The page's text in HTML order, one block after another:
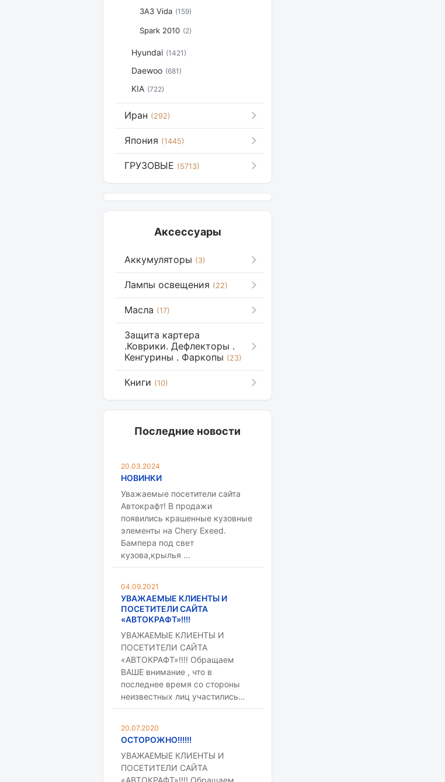
ЗАЗ Vida (159)
Spark 2010 (2)
Hyundai (1421)
Daewoo (681)
KIA (722)
Иран (292)
Япония (1445)
ГРУЗОВЫЕ (5713)
Аксессуары
Аккумуляторы (3)
Лампы освещения (22)
Масла (17)
Защита картера
.Коврики. Дефлекторы .
Кенгурины . Фаркопы (23)
Книги (10)
Последние новости
20.03.2024
НОВИНКИ
Уважаемые посетители сайта
Автокрафт! В продажи
появились крашенные кузовные
элементы на Chery Exeed.
Бампера под свет
кузова,крылья …
04.09.2021
УВАЖАЕМЫЕ КЛИЕНТЫ И
ПОСЕТИТЕЛИ САЙТА
«АВТОКРАФТ»!!!!
УВАЖАЕМЫЕ КЛИЕНТЫ И
ПОСЕТИТЕЛИ САЙТА
«АВТОКРАФТ»!!!! Обращаем
ВАШЕ внимание , что в
последнее время со стороны
неизвестных лиц участились…
20.07.2020
ОСТОРОЖНО!!!!!!
УВАЖАЕМЫЕ КЛИЕНТЫ И
ПОСЕТИТЕЛИ САЙТА
«АВТОКРАФТ»!!!! Обращаем